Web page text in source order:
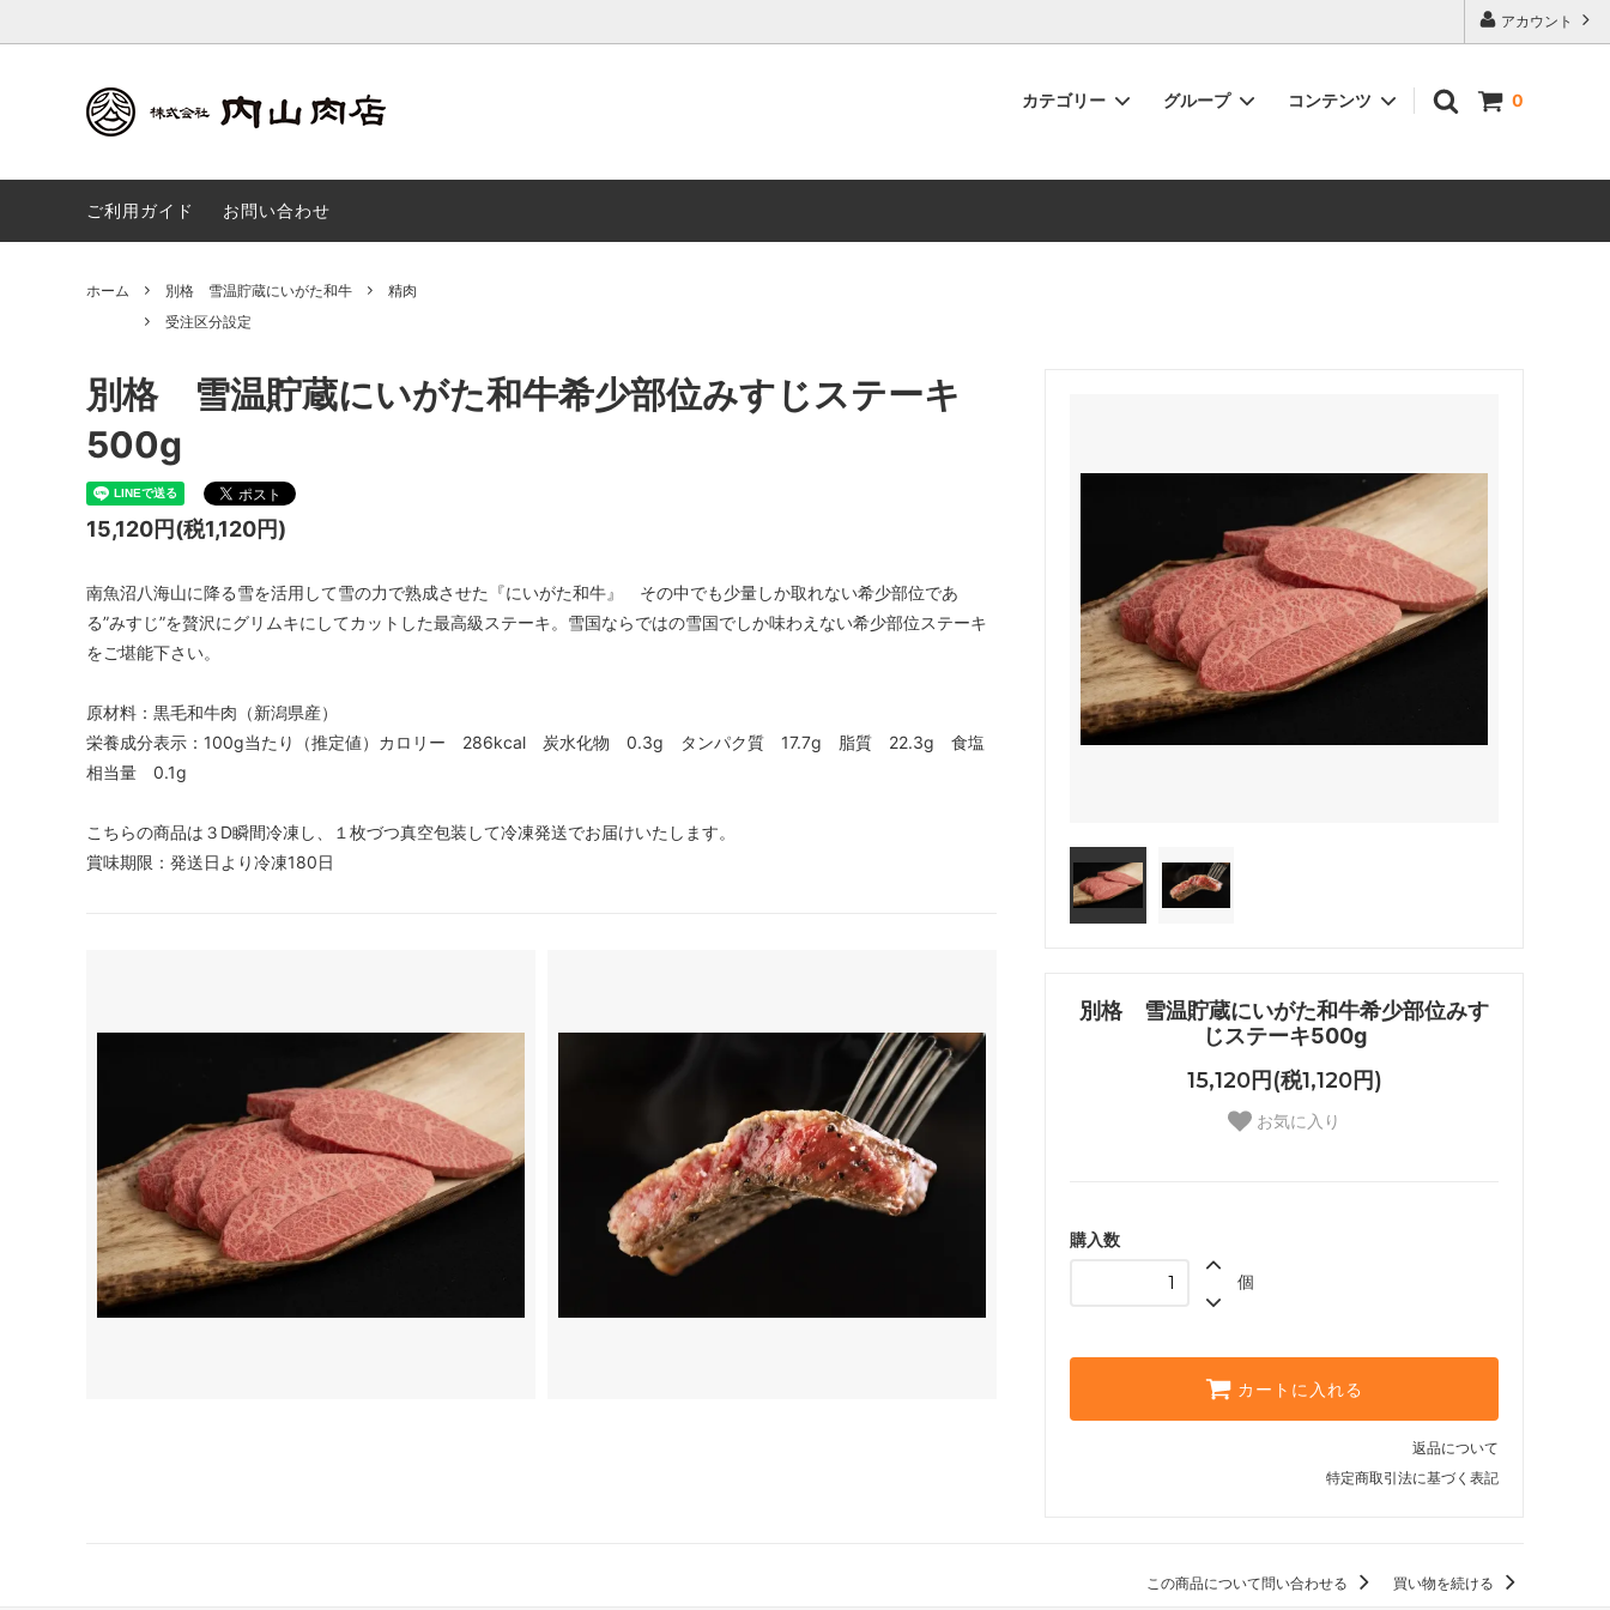
アカウント
0
カテゴリー
別格 雪温貯蔵にいがた和牛 雪ひかりポーク YUKIMURO生ハム YUKIMURO生サラミ
グループ
受注区分設定
コンテンツ
会社概要 コンセプト
ふるさと納税 返礼品
ご利用ガイド
お問い合わせ
ホーム 別格 雪温貯蔵にいがた和牛
精肉
受注区分設定
別格 雪温貯蔵にいがた和牛希少部位みす
じステーキ500g
15,120円(税1,120円)
お気に入り
購入数
個
カートに入れる
返品について
特定商取引法に基づく表記
別格 雪温貯蔵にいがた和牛希少部位みすじステーキ
500g
15,120円(税1,120円)
南魚沼八海山に降る雪を活用して雪の力で熟成させた『にいがた和牛』 その中でも少量しか取れない希少部位であ
る”みすじ”を贅沢にグリムキにしてカットした最高級ステーキ。雪国ならではの雪国でしか味わえない希少部位ステーキ
をご堪能下さい。
原材料：黒毛和牛肉（新潟県産）
栄養成分表示：100g当たり（推定値）カロリー 286kcal 炭水化物 0.3g タンパク質 17.7g 脂質 22.3g 食塩
相当量 0.1g
こちらの商品は３D瞬間冷凍し、１枚づつ真空包装して冷凍発送でお届けいたします。
賞味期限：発送日より冷凍180日
この商品について問い合わせる 買い物を続ける